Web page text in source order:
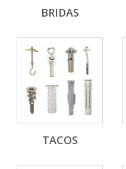
BRIDAS
TACOS